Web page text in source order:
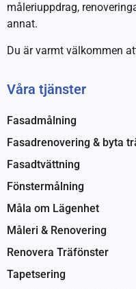
måleriuppdrag,
annat.
Du är varmt välkommen
Våra tjänster
Fasadmålning
Fasadrenovering & byta
Fasadtvättning
Fönstermålning
Måla om Lägenhet
Måleri & Renovering
Renovera Träfönster
Tapetsering